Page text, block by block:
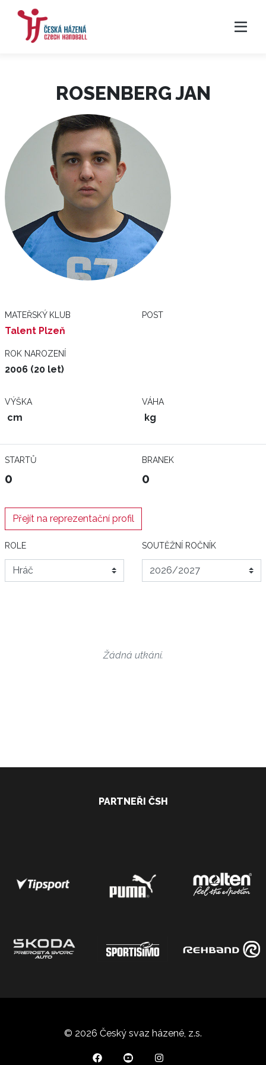
ROSENBERG JAN
MATEŘSKÝ KLUB
Talent Plzeň
POST
ROK NAROZENÍ
2006 (20 let)
VÝŠKA
cm
VÁHA
kg
STARTŮ
0
BRANEK
0
Přejít na reprezentační profil
ROLE SOUTĚŽNÍ ROČNÍK
Žádná utkání.
PARTNEŘI ČSH
© 2026 Český svaz házené, z.s.